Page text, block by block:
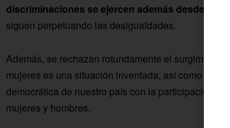
discriminaciones se ejercen además desde las
siguen perpetuando las desigualdades.
Además, se rechazan rotundamente el surgimiento
mujeres es una situación inventada, así como
democrática de nuestro país con la participación
mujeres y hombres.